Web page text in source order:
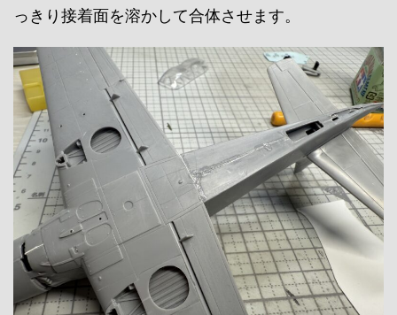
っきり接着面を溶かして合体させます。